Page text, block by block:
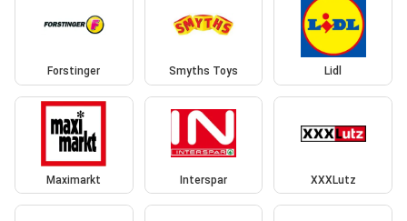
Forstinger Smyths Toys Lidl
Maximarkt Interspar XXXLutz